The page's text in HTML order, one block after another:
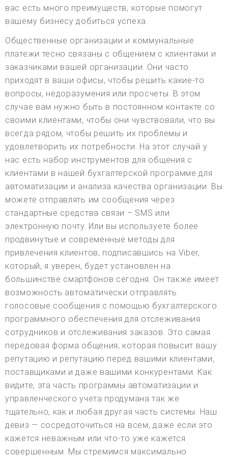
вас есть много преимуществ, которые помогут
вашему бизнесу добиться успеха.
Общественные организации и коммунальные
платежи тесно связаны с общением с клиентами и
заказчиками вашей организации. Они часто
приходят в ваши офисы, чтобы решить какие-то
вопросы, недоразумения или просчеты. В этом
случае вам нужно быть в постоянном контакте со
своими клиентами, чтобы они чувствовали, что вы
всегда рядом, чтобы решить их проблемы и
удовлетворить их потребности. На этот случай у
нас есть набор инструментов для общения с
клиентами в нашей бухгалтерской программе для
автоматизации и анализа качества организации. Вы
можете отправлять им сообщения через
стандартные средства связи – SMS или
электронную почту. Или вы используете более
продвинутые и современные методы для
привлечения клиентов, подписавшись на Viber,
который, я уверен, будет установлен на
большинстве смартфонов сегодня. Он также имеет
возможность автоматически отправлять
голосовые сообщения с помощью бухгалтерского
программного обеспечения для отслеживания
сотрудников и отслеживания заказов. Это самая
передовая форма общения, которая повысит вашу
репутацию и репутацию перед вашими клиентами,
поставщиками и даже вашими конкурентами. Как
видите, эта часть программы автоматизации и
управленческого учета продумана так же
тщательно, как и любая другая часть системы. Наш
девиз — сосредоточиться на всем, даже если это
кажется неважным или что-то уже кажется
совершенным. Мы стремимся максимально